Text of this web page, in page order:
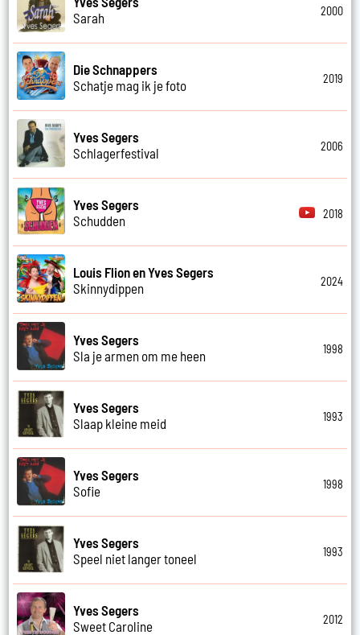
Sarah
2000
Die Schnappers
Schatje mag ik je foto
2019
Yves Segers
Schlagerfestival
2006
Yves Segers
Schudden
2018
Louis Flion en Yves Segers
Skinnydippen
2024
Yves Segers
Sla je armen om me heen
1998
Yves Segers
Slaap kleine meid
1993
Yves Segers
Sofie
1998
Yves Segers
Speel niet langer toneel
1993
Yves Segers
Sweet Caroline
2012